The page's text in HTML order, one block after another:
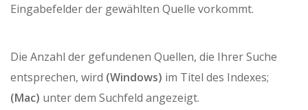
Eingabefelder der gewählten Quelle vorkommt.
Die Anzahl der gefundenen Quellen, die Ihrer Suche
entsprechen, wird (Windows) im Titel des Indexes;
(Mac) unter dem Suchfeld angezeigt.